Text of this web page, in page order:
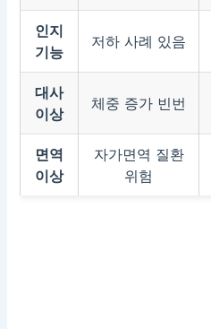
인지
기능
저하 사례 있음
대사
이상
체중 증가 빈번
면역
이상
자가면역 질환
위험